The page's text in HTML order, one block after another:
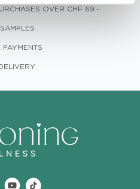
OVER CHF 69.-
PAYMENTS